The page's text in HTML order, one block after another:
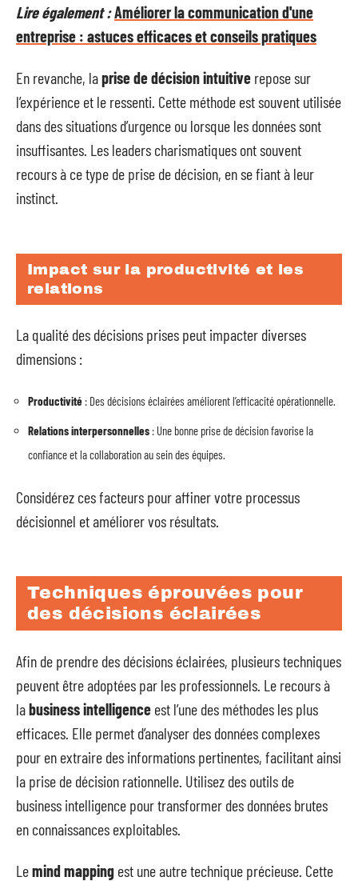
Lire également :Améliorer la communication d'une
entreprise : astuces efficaces et conseils pratiques
En revanche, laprise de décision intuitive repose sur
l’expérience et le ressenti. Cette méthode est souvent utilisée
dans des situations d’urgence ou lorsque les données sont
insuffisantes. Les leaders charismatiques ont souvent
recours à ce type de prise de décision, en se fiant à leur
instinct.
Impact sur la productivité et les
relations
La qualité des décisions prises peut impacter diverses
dimensions :
Productivité : Des décisions éclairées améliorent l’efficacité opérationnelle.
Relations interpersonnelles : Une bonne prise de décision favorise la
confiance et la collaboration au sein des équipes.
Considérez ces facteurs pour affiner votre processus
décisionnel et améliorer vos résultats.
Techniques éprouvées pour
des décisions éclairées
Afin de prendre des décisions éclairées, plusieurs techniques
peuvent être adoptées par les professionnels. Le recours à
labusiness intelligence est l’une des méthodes les plus
efficaces. Elle permet d’analyser des données complexes
pour en extraire des informations pertinentes, facilitant ainsi
la prise de décision rationnelle. Utilisez des outils de
business intelligence pour transformer des données brutes
en connaissances exploitables.
Lemind mapping est une autre technique précieuse. Cette